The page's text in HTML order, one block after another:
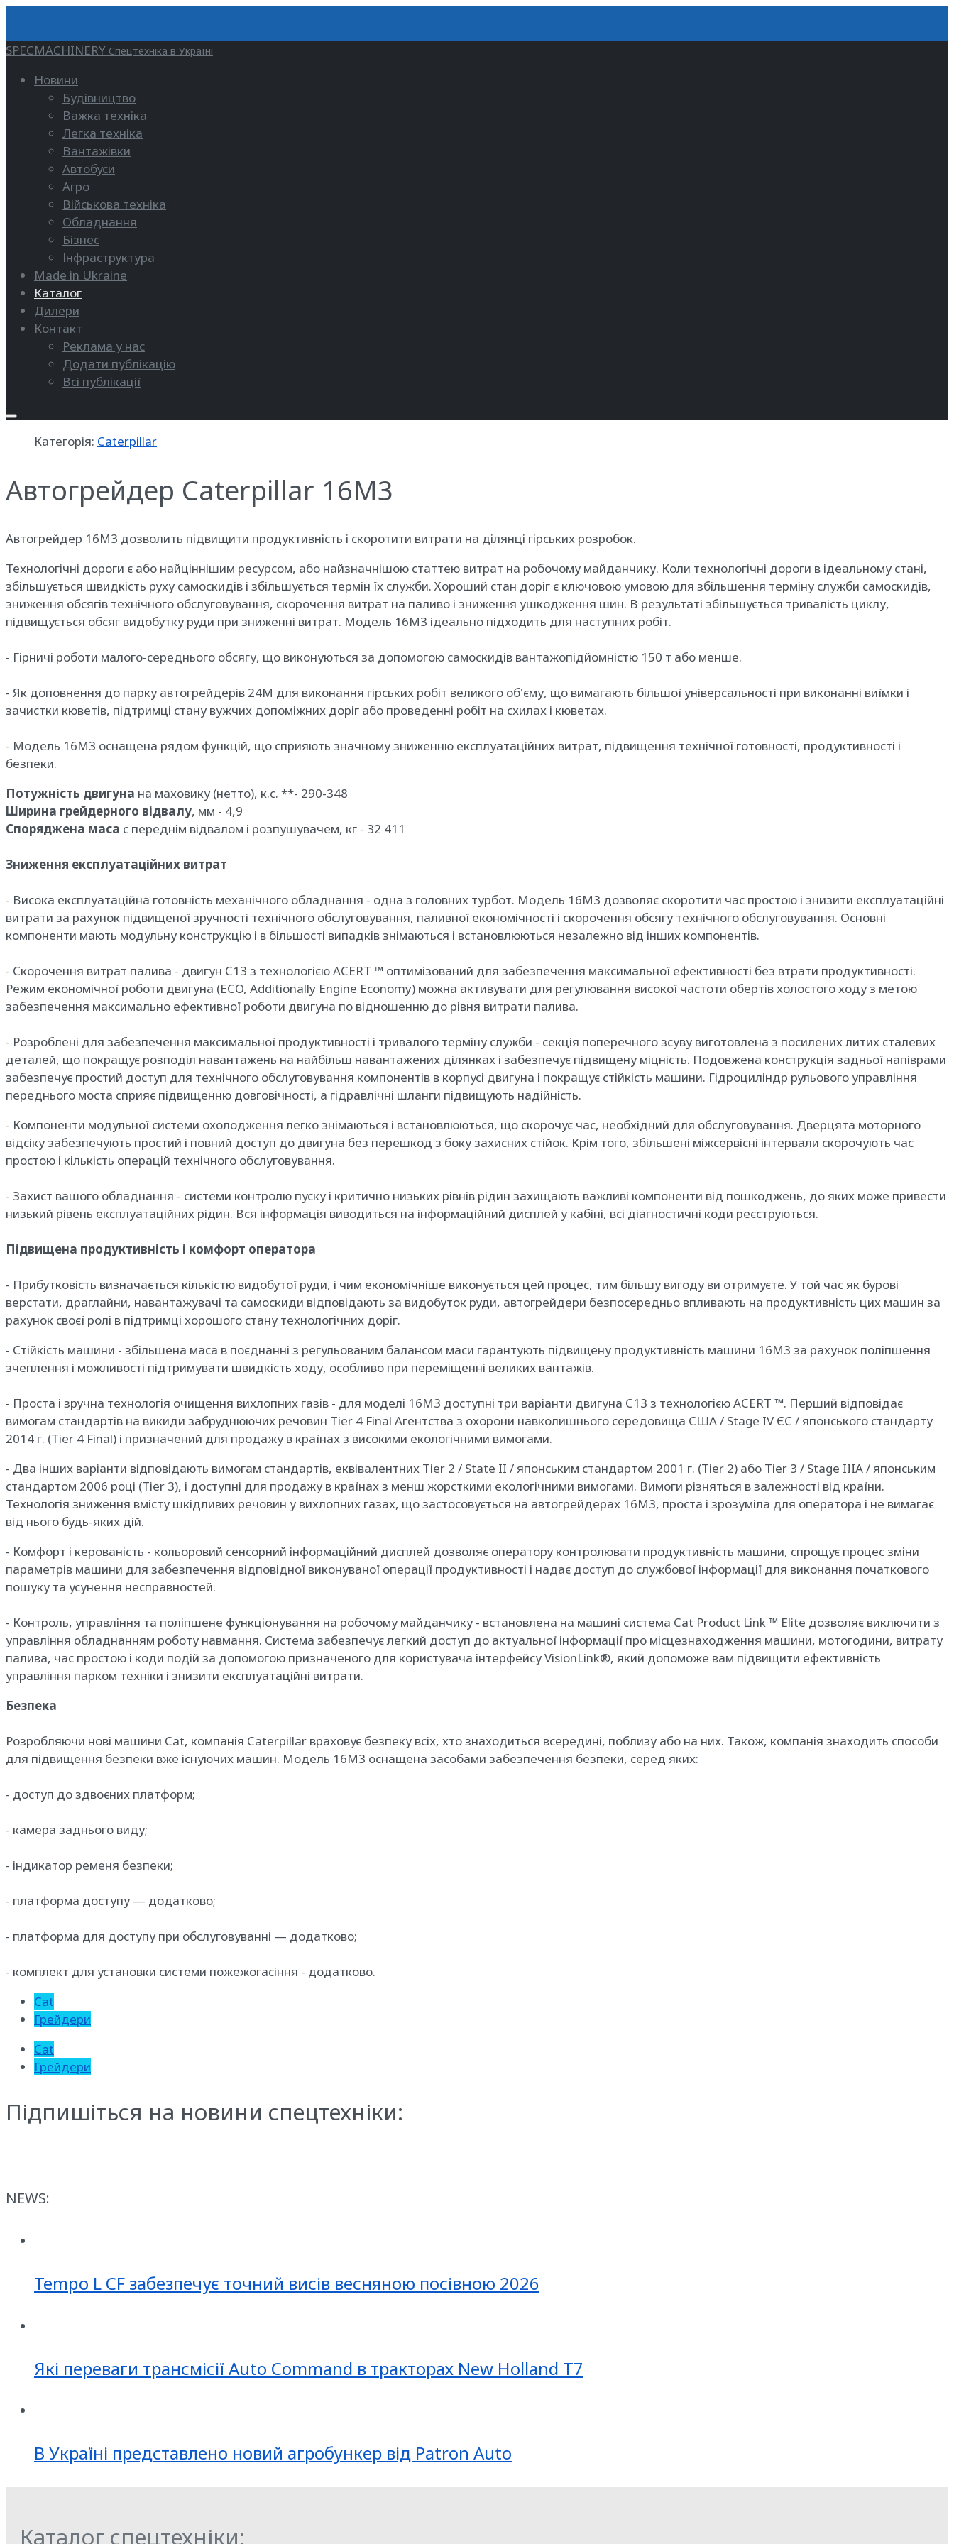
SPECMACHINERY Спецтехніка в Україні
Новини
Будівництво
Важка техніка
Легка техніка
Вантажівки
Автобуси
Агро
Військова техніка
Обладнання
Бізнес
Інфраструктура
Made in Ukraine
Каталог
Дилери
Контакт
Реклама у нас
Додати публікацію
Всі публікації
Категорія: Caterpillar
Автогрейдер Caterpillar 16M3
Автогрейдер 16M3 дозволить підвищити продуктивність і скоротити витрати на ділянці гірських розробок.
Технологічні дороги є або найціннішим ресурсом, або найзначнішою статтею витрат на робочому майданчику. Коли технологічні дороги в ідеальному стані,
збільшується швидкість руху самоскидів і збільшується термін їх служби. Хороший стан доріг є ключовою умовою для збільшення терміну служби самоскидів,
зниження обсягів технічного обслуговування, скорочення витрат на паливо і зниження ушкодження шин. В результаті збільшується тривалість циклу,
підвищується обсяг видобутку руди при зниженні витрат. Модель 16M3 ідеально підходить для наступних робіт.
- Гірничі роботи малого-середнього обсягу, що виконуються за допомогою самоскидів вантажопідйомністю 150 т або менше.
- Як доповнення до парку автогрейдерів 24M для виконання гірських робіт великого об'єму, що вимагають більшої універсальності при виконанні виїмки і
зачистки кюветів, підтримці стану вужчих допоміжних доріг або проведенні робіт на схилах і кюветах.
- Модель 16M3 оснащена рядом функцій, що сприяють значному зниженню експлуатаційних витрат, підвищення технічної готовності, продуктивності і
безпеки.
Потужність двигуна на маховику (нетто), к.с. **- 290-348
Ширина грейдерного відвалу, мм - 4,9
Споряджена маса c переднім відвалом і розпушувачем, кг - 32 411
Зниження експлуатаційних витрат
- Висока експлуатаційна готовність механічного обладнання - одна з головних турбот. Модель 16M3 дозволяє скоротити час простою і знизити експлуатаційні
витрати за рахунок підвищеної зручності технічного обслуговування, паливної економічності і скорочення обсягу технічного обслуговування. Основні
компоненти мають модульну конструкцію і в більшості випадків знімаються і встановлюються незалежно від інших компонентів.
- Скорочення витрат палива - двигун C13 з технологією ACERT ™ оптимізований для забезпечення максимальної ефективності без втрати продуктивності.
Режим економічної роботи двигуна (ECO, Additionally Engine Economy) можна активувати для регулювання високої частоти обертів холостого ходу з метою
забезпечення максимально ефективної роботи двигуна по відношенню до рівня витрати палива.
- Розроблені для забезпечення максимальної продуктивності і тривалого терміну служби - секція поперечного зсуву виготовлена з посилених литих сталевих
деталей, що покращує розподіл навантажень на найбільш навантажених ділянках і забезпечує підвищену міцність. Подовжена конструкція задньої напіврами
забезпечує простий доступ для технічного обслуговування компонентів в корпусі двигуна і покращує стійкість машини. Гідроциліндр рульового управління
переднього моста сприяє підвищенню довговічності, а гідравлічні шланги підвищують надійність.
- Компоненти модульної системи охолодження легко знімаються і встановлюються, що скорочує час, необхідний для обслуговування. Дверцята моторного
відсіку забезпечують простий і повний доступ до двигуна без перешкод з боку захисних стійок. Крім того, збільшені міжсервісні інтервали скорочують час
простою і кількість операцій технічного обслуговування.
- Захист вашого обладнання - системи контролю пуску і критично низьких рівнів рідин захищають важливі компоненти від пошкоджень, до яких може привести
низький рівень експлуатаційних рідин. Вся інформація виводиться на інформаційний дисплей у кабіні, всі діагностичні коди реєструються.
Підвищена продуктивність і комфорт оператора
- Прибутковість визначається кількістю видобутої руди, і чим економічніше виконується цей процес, тим більшу вигоду ви отримуєте. У той час як бурові
верстати, драглайни, навантажувачі та самоскиди відповідають за видобуток руди, автогрейдери безпосередньо впливають на продуктивність цих машин за
рахунок своєї ролі в підтримці хорошого стану технологічних доріг.
- Стійкість машини - збільшена маса в поєднанні з регульованим балансом маси гарантують підвищену продуктивність машини 16M3 за рахунок поліпшення
зчеплення і можливості підтримувати швидкість ходу, особливо при переміщенні великих вантажів.
- Проста і зручна технологія очищення вихлопних газів - для моделі 16M3 доступні три варіанти двигуна C13 з технологією ACERT ™. Перший відповідає
вимогам стандартів на викиди забруднюючих речовин Tier 4 Final Агентства з охорони навколишнього середовища США / Stage IV ЄС / японського стандарту
2014 г. (Tier 4 Final) і призначений для продажу в країнах з високими екологічними вимогами.
- Два інших варіанти відповідають вимогам стандартів, еквівалентних Tier 2 / State II / японським стандартом 2001 г. (Tier 2) або Tier 3 / Stage IIIA / японським
стандартом 2006 році (Tier 3), і доступні для продажу в країнах з менш жорсткими екологічними вимогами. Вимоги різняться в залежності від країни.
Технологія зниження вмісту шкідливих речовин у вихлопних газах, що застосовується на автогрейдерах 16M3, проста і зрозуміла для оператора і не вимагає
від нього будь-яких дій.
- Комфорт і керованість - кольоровий сенсорний інформаційний дисплей дозволяє оператору контролювати продуктивність машини, спрощує процес зміни
параметрів машини для забезпечення відповідної виконуваної операції продуктивності і надає доступ до службової інформації для виконання початкового
пошуку та усунення несправностей.
- Контроль, управління та поліпшене функціонування на робочому майданчику - встановлена на машині система Cat Product Link ™ Elite дозволяє виключити з
управління обладнанням роботу навмання. Система забезпечує легкий доступ до актуальної інформації про місцезнаходження машини, мотогодини, витрату
палива, час простою і коди подій за допомогою призначеного для користувача інтерфейсу VisionLink®, який допоможе вам підвищити ефективність
управління парком техніки і знизити експлуатаційні витрати.
Безпека
Розробляючи нові машини Cat, компанія Caterpillar враховує безпеку всіх, хто знаходиться всередині, поблизу або на них. Також, компанія знаходить способи
для підвищення безпеки вже існуючих машин. Модель 16M3 оснащена засобами забезпечення безпеки, серед яких:
- доступ до здвоєних платформ;
- камера заднього виду;
- індикатор ременя безпеки;
- платформа доступу — додатково;
- платформа для доступу при обслуговуванні — додатково;
- комплект для установки системи пожежогасіння - додатково.
Cat
Грейдери
Cat
Грейдери
Підпишіться на новини спецтехніки:
NEWS:
Tempo L CF забезпечує точний висів весняною посівною 2026
Які переваги трансмісії Auto Command в тракторах New Holland T7
В Україні представлено новий агробункер від Patron Auto
Каталог спецтехніки: